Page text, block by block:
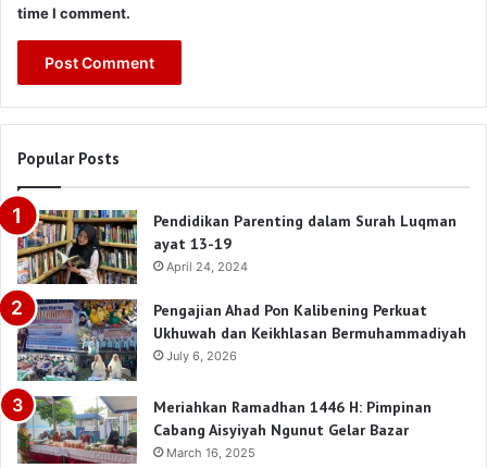
time I comment.
Popular Posts
Pendidikan Parenting dalam Surah Luqman
ayat 13-19
April 24, 2024
Pengajian Ahad Pon Kalibening Perkuat
Ukhuwah dan Keikhlasan Bermuhammadiyah
July 6, 2026
Meriahkan Ramadhan 1446 H: Pimpinan
Cabang Aisyiyah Ngunut Gelar Bazar
March 16, 2025